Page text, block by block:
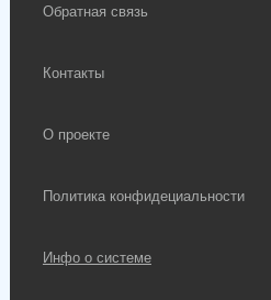
Обратная связь
Контакты
О проекте
Политика конфидециальности
Инфо о системе